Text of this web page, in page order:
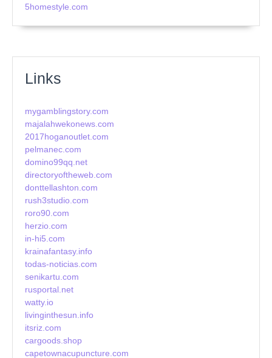
5homestyle.com
Links
mygamblingstory.com
majalahwekonews.com
2017hoganoutlet.com
pelmanec.com
domino99qq.net
directoryoftheweb.com
donttellashton.com
rush3studio.com
roro90.com
herzio.com
in-hi5.com
krainafantasy.info
todas-noticias.com
senikartu.com
rusportal.net
watty.io
livinginthesun.info
itsriz.com
cargoods.shop
capetownacupuncture.com